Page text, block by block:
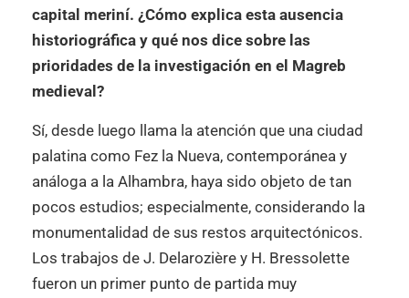
capital meriní. ¿Cómo explica esta ausencia
historiográfica y qué nos dice sobre las
prioridades de la investigación en el Magreb
medieval?
Sí, desde luego llama la atención que una ciudad
palatina como Fez la Nueva, contemporánea y
análoga a la Alhambra, haya sido objeto de tan
pocos estudios; especialmente, considerando la
monumentalidad de sus restos arquitectónicos.
Los trabajos de J. Delarozière y H. Bressolette
fueron un primer punto de partida muy